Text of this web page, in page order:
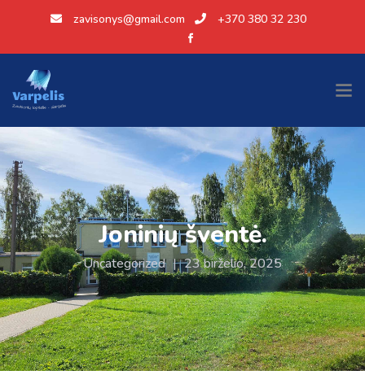
zavisonys@gmail.com +370 380 32 230
Joninių šventė.
Uncategorized | 23 birželio, 2025